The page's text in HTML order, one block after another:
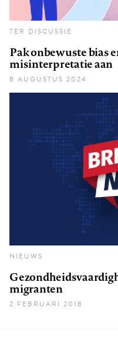
TER DISCUSSIE
Pak onbewuste bias
misinterpretatie aan
8 AUGUSTUS 2024
NIEUWS
migranten
2 FEBRUARI 2018